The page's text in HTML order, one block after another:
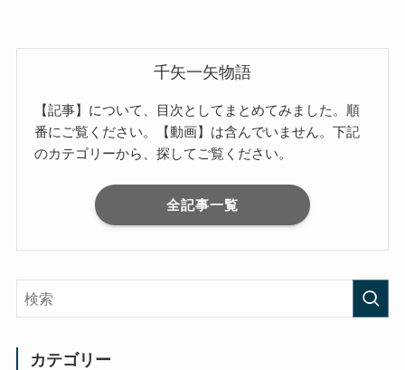
千矢一矢物語
【記事】について、目次としてまとめてみました。順
番にご覧ください。【動画】は含んでいません。下記
のカテゴリーから、探してご覧ください。
全記事一覧
カテゴリー